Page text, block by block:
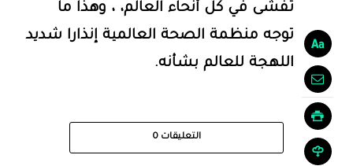
تفشى في كل أنحاء العالم، ، وهذا ما
توجه منظمة الصحة العالمية إنذارا شديد
اللهجة للعالم بشأنه.
التعليقات 0